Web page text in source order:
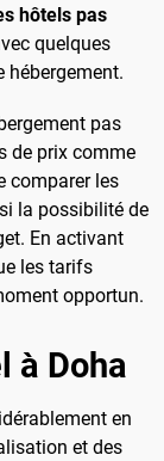
hôtels pas
quelques
hébergement.
pas
de prix comme
comparer les
la possibilité de
En activant
les tarifs
opportun.
à Doha
en
et des